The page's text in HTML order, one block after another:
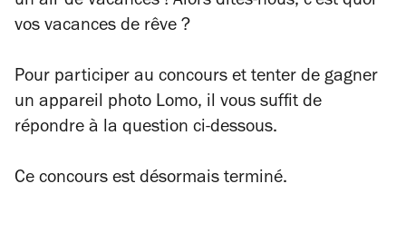
vos vacances de rêve ?
Pour participer au concours et tenter de gagner
un appareil photo Lomo, il vous suffit de
répondre à la question ci-dessous.
Ce concours est désormais terminé.